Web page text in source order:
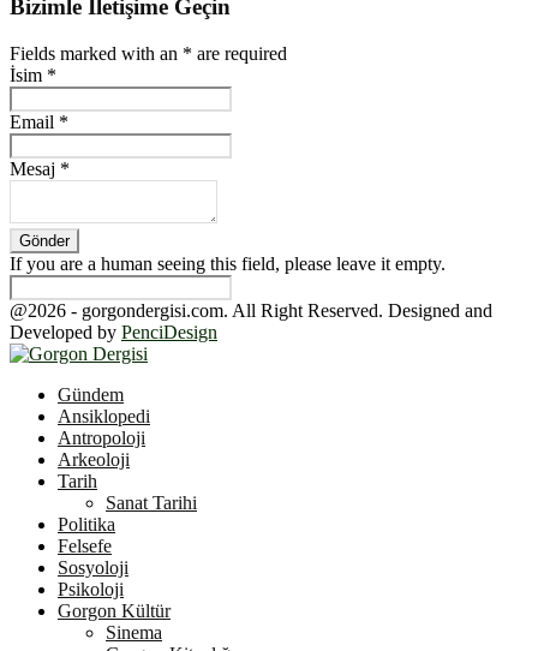
Bizimle İletişime Geçin
Fields marked with an * are required
İsim *
Email *
Mesaj *
If you are a human seeing this field, please leave it empty.
@2026 - gorgondergisi.com. All Right Reserved. Designed and
Developed by PenciDesign
Gündem
Ansiklopedi
Antropoloji
Arkeoloji
Tarih
Sanat Tarihi
Politika
Felsefe
Sosyoloji
Psikoloji
Gorgon Kültür
Sinema